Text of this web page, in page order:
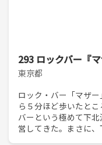
293 ロックバー『マ
東京都
ロック・バー「マザ
ら５分ほど歩いたと
バーという極めて下
営してきた。まさに、